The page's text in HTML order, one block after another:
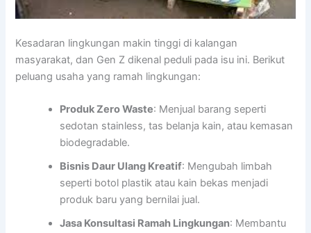
Kesadaran lingkungan makin tinggi di kalangan
masyarakat, dan Gen Z dikenal peduli pada isu ini. Berikut
peluang usaha yang ramah lingkungan:
Produk Zero Waste: Menjual barang seperti
sedotan stainless, tas belanja kain, atau kemasan
biodegradable.
Bisnis Daur Ulang Kreatif: Mengubah limbah
seperti botol plastik atau kain bekas menjadi
produk baru yang bernilai jual.
Jasa Konsultasi Ramah Lingkungan: Membantu